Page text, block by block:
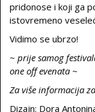
pridonose i koji ga
istovremeno
Vidimo se ubrzo!
~ prije samog
one off evenata ~
Za više informacija
Dizajn: Dora